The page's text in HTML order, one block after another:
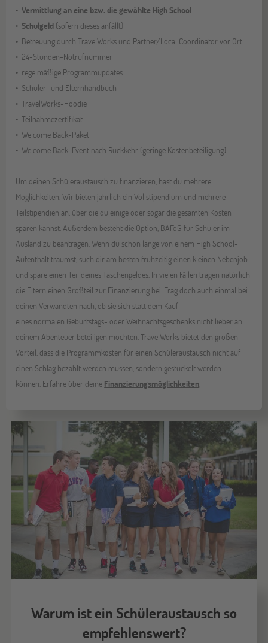
Vermittlung an eine bzw. die gewählte High School
Schulgeld (sofern dieses anfällt)
Betreuung durch TravelWorks und Partner/Local Coordinator vor Ort
24-Stunden-Notrufnummer
regelmäßige Programmupdates
Schüler- und Elternhandbuch
TravelWorks-Hoodie
Teilnahmezertifikat
Welcome Back-Paket
Welcome Back-Event nach Rückkehr (geringe Kostenbeteiligung)
Um deinen Schüleraustausch zu finanzieren, hast du mehrere
Möglichkeiten. Wir bieten jährlich ein Vollstipendium und mehrere
Teilstipendien an, über die du einige oder sogar die gesamten Kosten
sparen kannst. Außerdem besteht die Option, BAFöG für Schüler im
Ausland zu beantragen. Wenn du schon lange von einem High School-
Aufenthalt träumst, such dir am besten frühzeitig einen kleinen Nebenjob
und spare einen Teil deines Taschengeldes. In vielen Fällen tragen natürlich
die Eltern einen Großteil zur Finanzierung bei. Frag doch auch einmal bei
deinen Verwandten nach, ob sie sich statt dem Kauf
eines normalen Geburtstags- oder Weihnachtsgeschenks nicht lieber an
deinem Abenteuer beteiligen möchten. TravelWorks bietet den großen
Vorteil, dass die Programmkosten für einen Schüleraustausch nicht auf
einen Schlag bezahlt werden müssen, sondern gestückelt werden
können. Erfahre über deine Finanzierungsmöglichkeiten.
Warum ist ein Schüleraustausch so
empfehlenswert?